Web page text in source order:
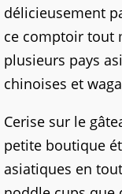
délicieusement
ce comptoir tout
plusieurs pays
chinoises et
Cerise sur le
petite boutique
asiatiques en